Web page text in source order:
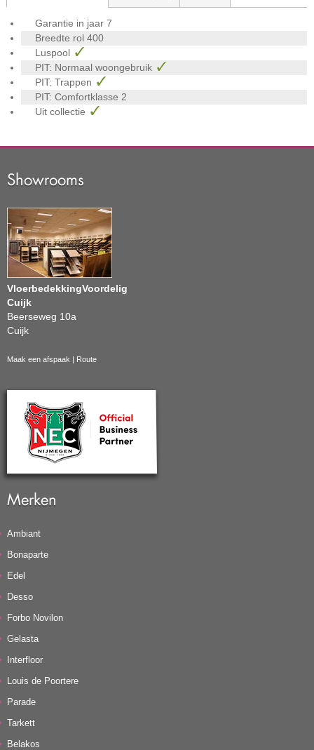
Garantie in jaar 7
Breedte rol 400
Luspool
PIT: Normaal woongebruik
PIT: Trappen
PIT: Comfortklasse 2
Uit collectie
Showrooms
VloerbedekkingVoordelig
Cuijk
Beerseweg 10a
Cuijk
Maak een afspaak | Route
Merken
Ambiant
Bonaparte
Edel
Desso
Forbo Novilon
Gelasta
Interfloor
Louis de Poortere
Parade
Tarkett
Belakos